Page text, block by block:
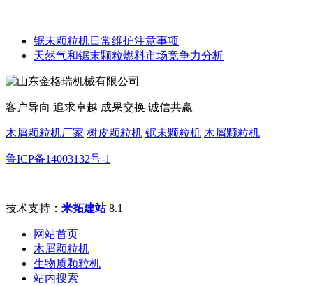
锯末颗粒机日常维护注意事项
天然气和锯末颗粒燃料市场竞争力分析
客户导向 追求卓越 成果交换 诚信共赢
木屑颗粒机厂家 树皮颗粒机 锯末颗粒机 木屑颗粒机
鲁ICP备14003132号-1
技术支持： 米拓建站8.1
网站首页
木屑颗粒机
生物质颗粒机
站内搜索